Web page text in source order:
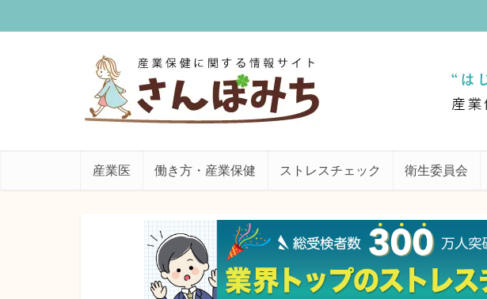
産業医 働き方・産業保健 ストレスチェック 衛生委員会